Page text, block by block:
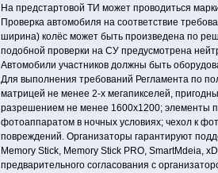
На предстартовой ТИ может проводиться
Проверка автомобиля на соответствие
ширина) колёс может быть произведена по
подобной проверки на СУ предусмотрена
Автомобили участников должны быть
Для выполнения требований Регламента по
матрицей не менее 2-х мегапикселей,
разрешением не менее 1600x1200; элементы
фотоаппаратом в ночных условиях; чехол к
повреждений. Организаторы гарантируют
Memory Stick, Memory Stick PRO, SmartMdeia,
предварительного согласования с